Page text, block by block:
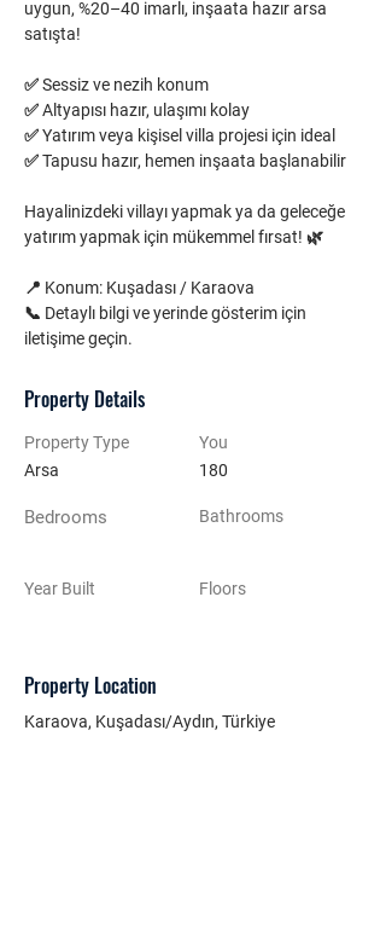
uygun, %20–40 imarlı, inşaata hazır arsa
satışta!
✅ Sessiz ve nezih konum
✅ Altyapısı hazır, ulaşımı kolay
✅ Yatırım veya kişisel villa projesi için ideal
✅ Tapusu hazır, hemen inşaata başlanabilir
Hayalinizdeki villayı yapmak ya da geleceğe
yatırım yapmak için mükemmel fırsat! 🌿
📍 Konum: Kuşadası / Karaova
📞 Detaylı bilgi ve yerinde gösterim için
iletişime geçin.
Property Details
Property Type
Arsa
Bedrooms
Year Built
You
180
Bathrooms
Floors
Property Location
Karaova, Kuşadası/Aydın, Türkiye